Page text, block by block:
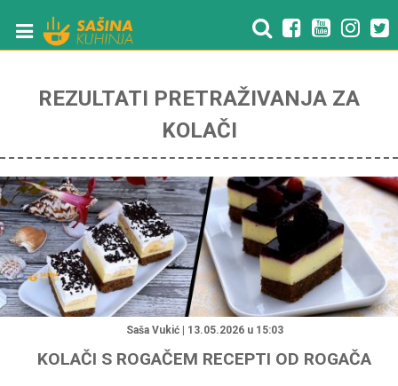
REZULTATI PRETRAŽIVANJA ZA
KOLAČI
"
Saša Vukić | 13.05.2026 u 15:03
KOLAČI S ROGAČEM RECEPTI OD ROGAČA